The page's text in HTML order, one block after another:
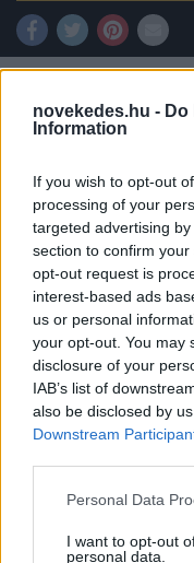
novekedes.hu - Do
Information
If you wish to opt-out
processing of your
targeted advertising
section to confirm
opt-out request is
interest-based ads
us or personal
your opt-out. You may
disclosure of your
IAB’s list of
also be disclosed by
Downstream
Please note that this
not limited to your visit
Personal Data
I want to opt-out
personal data.
kizárólag
világ számos
minőségű,
ízben,
felveszik a
Összeállítottuk
Champagne-
pezsgők listáját.
Spanyolország,